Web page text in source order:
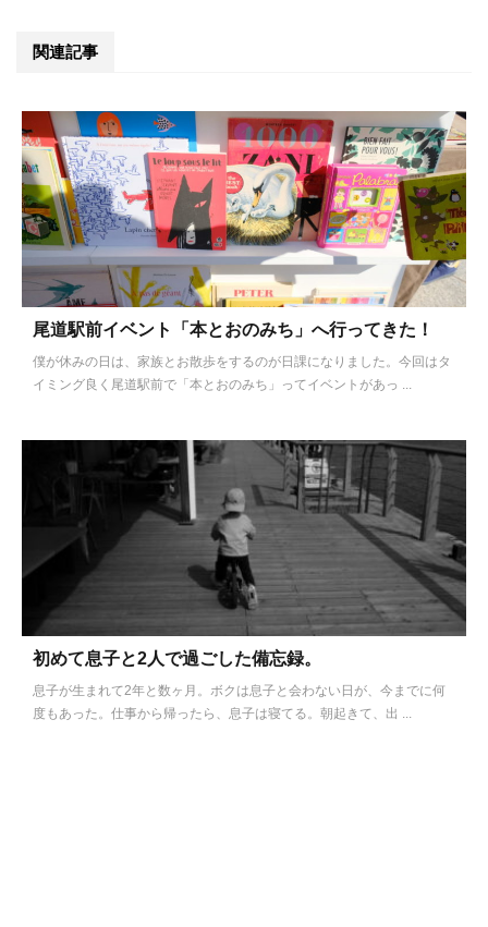
関連記事
尾道駅前イベント「本とおのみち」へ行ってきた！
僕が休みの日は、家族とお散歩をするのが日課になりました。今回はタ
イミング良く尾道駅前で「本とおのみち」ってイベントがあっ ...
初めて息子と2人で過ごした備忘録。
息子が生まれて2年と数ヶ月。ボクは息子と会わない日が、今までに何
度もあった。仕事から帰ったら、息子は寝てる。朝起きて、出 ...